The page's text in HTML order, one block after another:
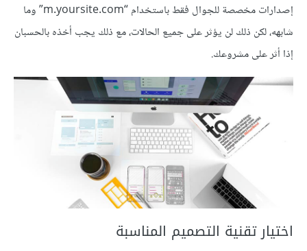
إصدارات مخصصة للجوال فقط باستخدام “m.yoursite.com” وما
شابهه، لكن ذلك لن يؤثر على جميع الحالات، مع ذلك يجب أخذه بالحسبان
إذا أثر على مشروعك.
اختيار تقنية التصميم المناسبة